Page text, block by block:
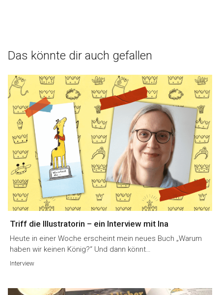
Das könnte dir auch gefallen
Triff die Illustratorin – ein Interview mit Ina
Heute in einer Woche erscheint mein neues Buch „Warum
haben wir keinen König?“ Und dann könnt…
Interview